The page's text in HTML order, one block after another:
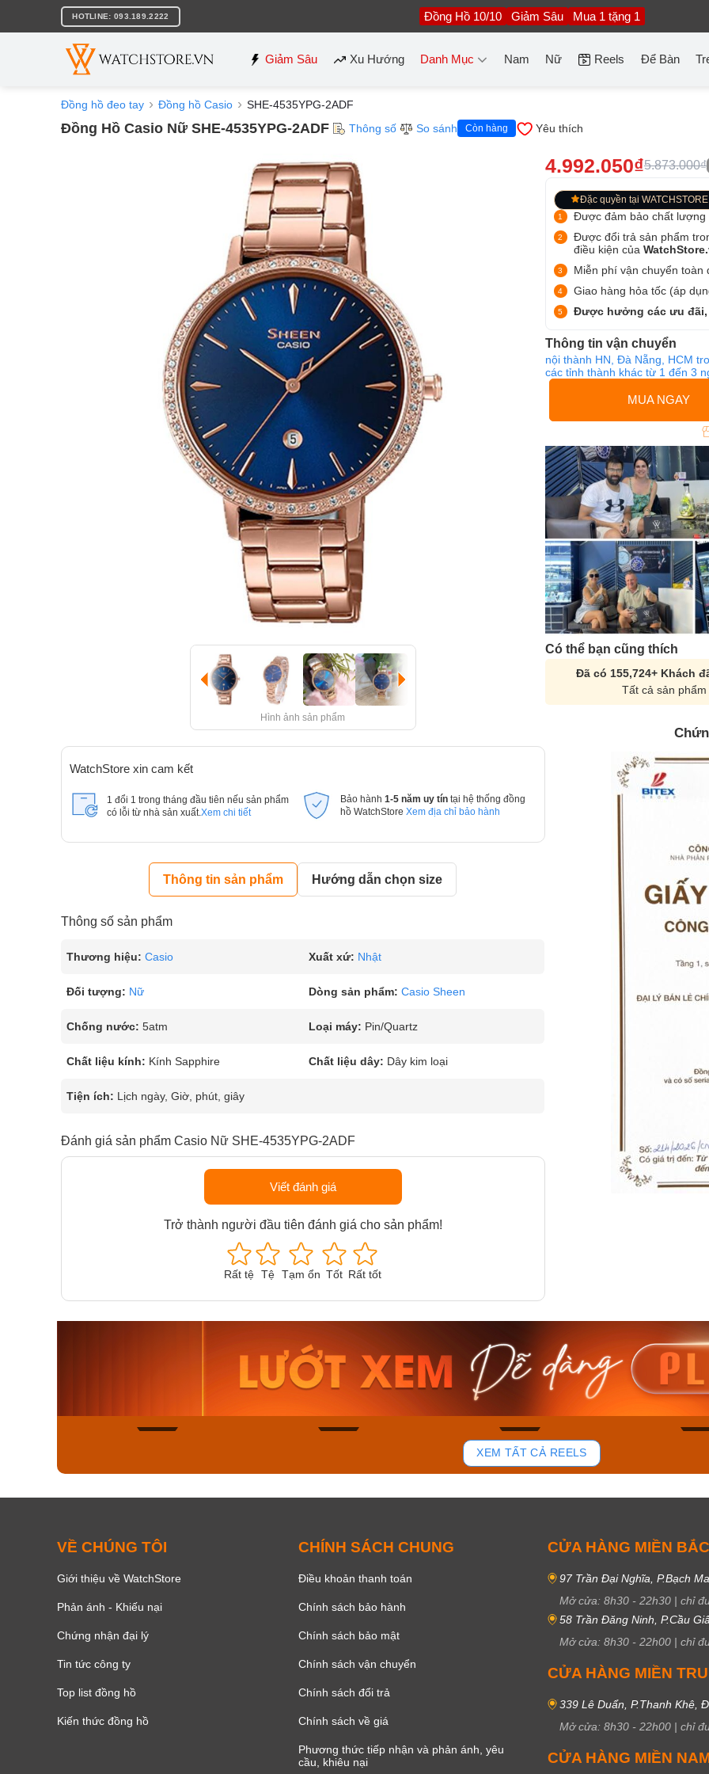
nội
HOTLINE: 093.189.2222 Đồng Hồ 10/10 Giảm Sâu Mua 1 tặng 1
Giảm Sâu Xu Hướng Danh Mục Nam Nữ Reels Để Bàn
Đồng hồ đeo tay Đồng hồ Casio SHE-4535YPG-2ADF
Đồng Hồ Casio Nữ SHE-4535YPG-2ADF Thông số So sánh Còn hàng Yêu thích
Hình ảnh sản phẩm
WatchStore xin cam kết
1 đổi 1 trong tháng đầu tiên nếu sản phẩm
có lỗi từ nhà sản xuất. Xem chi tiết
Bảo hành 1-5 năm uy tín tại hệ thống đồng
hồ WatchStore Xem địa chỉ bảo hành
Thông tin sản phẩm Hướng dẫn chọn size
Thông số sản phẩm
Thương hiệu: Casio Xuất xứ: Nhật
Đối tượng: Nữ Dòng sản phẩm: Casio Sheen
Chống nước: 5atm Loại máy: Pin/Quartz
Chất liệu kính: Kính Sapphire Chất liệu dây: Dây kim loại
Tiện ích: Lịch ngày, Giờ, phút, giây
Đánh giá sản phẩm Casio Nữ SHE-4535YPG-2ADF
Viết đánh giá
Trở thành người đầu tiên đánh giá cho sản phẩm!
Rất tệ Tệ Tạm ổn Tốt Rất tốt
4.992.050₫5.873.000₫
Đặc quyền tại WATCHSTORE
Được đảm bảo chất lượng
Được đổi trả sản phẩm
điều kiện của
Miễn phí vận chuyển toàn
Giao hàng hỏa tốc (áp
Được hưởng các ưu đãi,
Thông tin vận chuyển
nội thành HN, Đà Nẵng, HCM
các tỉnh thành khác từ 1 đến 3
MUA NGAY
Có thể bạn cũng thích
Đã có 155,724+ Khách
Tất cả sản
Casio Nam MTS-
115D-1AVDF
2.823.000₫
2.399.550₫
Mua ngay
42
Casio Nam MTS-
RS100L-1AVDF
4.276.000₫
3.634.600₫
Casio
230EL-
Mua
XEM TẤT CẢ REELS
VỀ CHÚNG TÔI
Giới thiệu về WatchStore
Phản ánh - Khiếu nại
Chứng nhận đại lý
Tin tức công ty
Top list đồng hồ
Kiến thức đồng hồ
CHÍNH SÁCH CHUNG
Điều khoản thanh toán
Chính sách bảo hành
Chính sách bảo mật
Chính sách vận chuyển
Chính sách đổi trả
Chính sách về giá
Phương thức tiếp nhận và phản ánh, yêu
cầu, khiêu nại
CỬA HÀNG MIỀN BẮC
97 Trần Đại Nghĩa, P.Bạch
Mở cửa: 8h30 - 22h30 | chỉ
58 Trần Đăng Ninh, P.Cầu
Mở cửa: 8h30 - 22h00 | chỉ
CỬA HÀNG MIỀN
339 Lê Duẩn, P.Thanh Khê,
Mở cửa: 8h30 - 22h00 | chỉ
CỬA HÀNG MIỀN